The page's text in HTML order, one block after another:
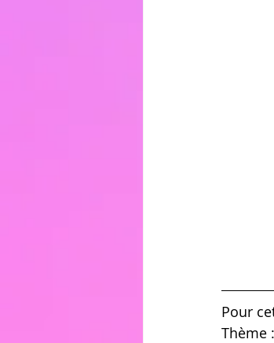
Pour
Thème